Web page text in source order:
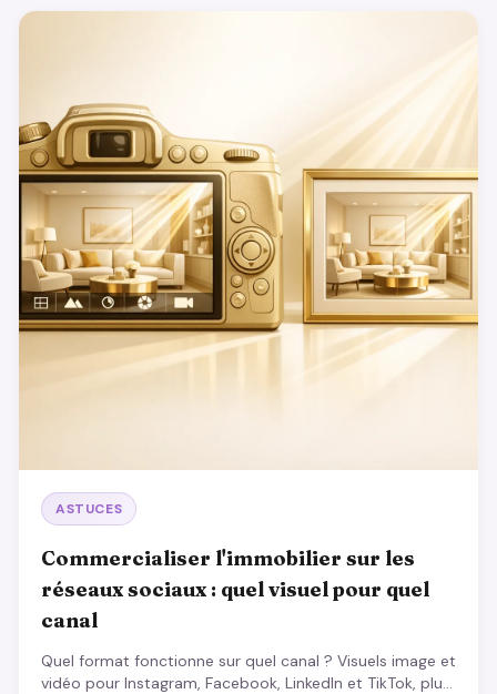
ASTUCES
Commercialiser l'immobilier sur les
réseaux sociaux : quel visuel pour quel
canal
Quel format fonctionne sur quel canal ? Visuels image et
vidéo pour Instagram, Facebook, LinkedIn et TikTok, plus